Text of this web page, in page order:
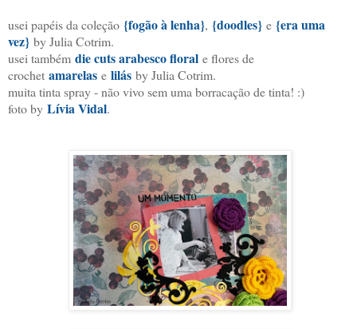
usei papéis da coleção {fogão à lenha}, {doodles} e {era uma
vez} by Julia Cotrim.
usei também die cuts arabesco floral e flores de
crochet amarelas e lilás by Julia Cotrim.
muita tinta spray - não vivo sem uma borracação de tinta! :)
foto by Lívia Vidal.